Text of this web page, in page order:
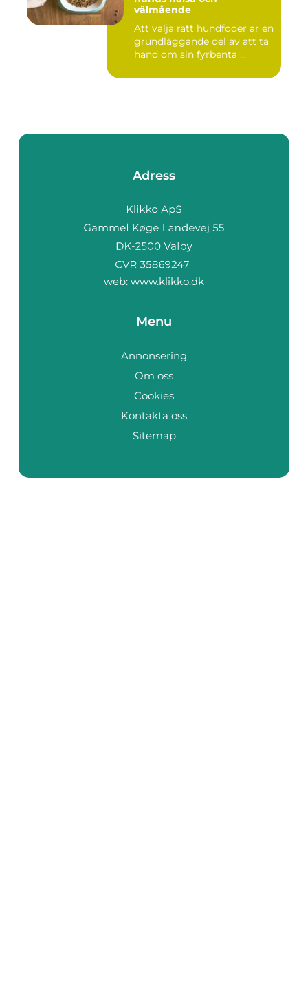
välmående
Att välja rätt hundfoder är en
grundläggande del av att ta
hand om sin fyrbenta ...
Adress
web: www.klikko.dk
Menu
Annonsering
Om oss
Cookies
Kontakta oss
Sitemap